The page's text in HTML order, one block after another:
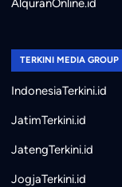
AlquranOnline.id
TERKINI MEDIA GROUP
IndonesiaTerkini.id
JatimTerkini.id
JatengTerkini.id
JogjaTerkini.id